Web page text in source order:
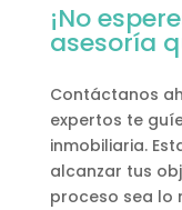
¡No
asesoría
Contáctanos
expertos te
inmobiliaria.
alcanzar tus
proceso sea lo